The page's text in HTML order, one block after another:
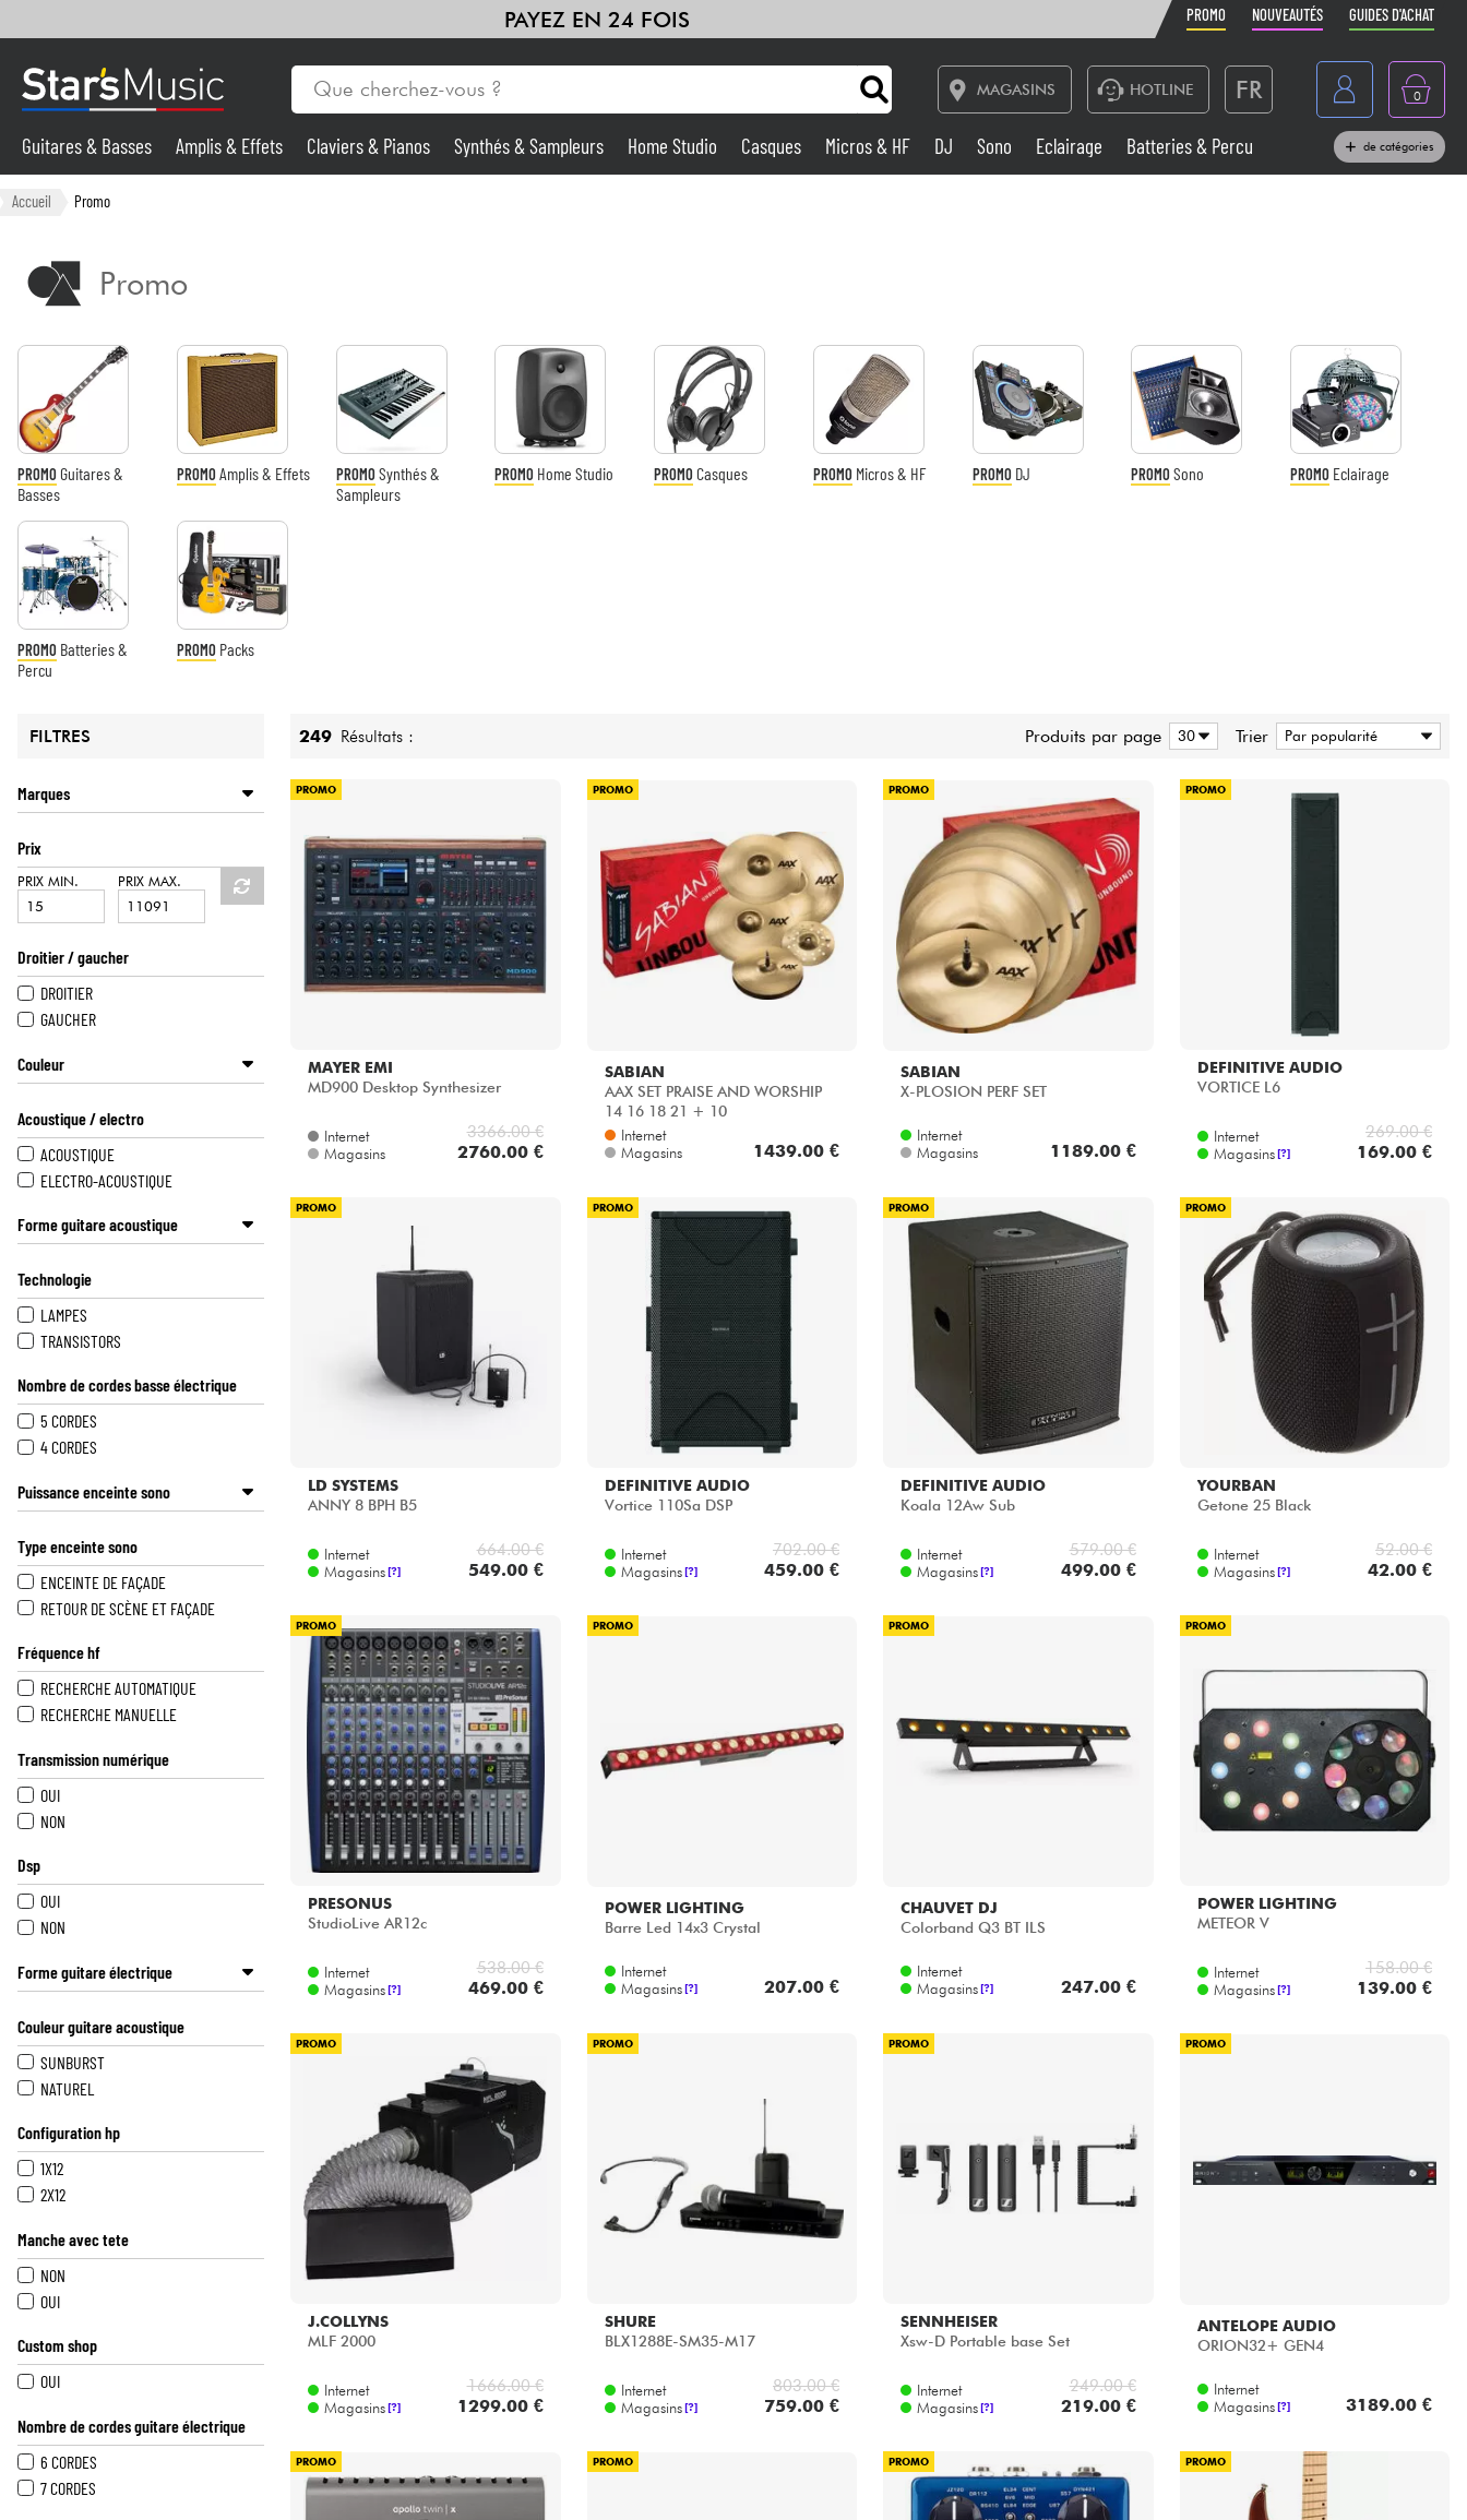
PAYEZ EN 24 FOIS PROMO NOUVEAUTÉS GUIDES D'ACHAT
MAGASINS HOTLINE FR
Belgique
België
0
Guitares & Basses
Eclairage Batteries & Percu
Violons & Quatuor Eveil Musical Câbles & Access.
Guitares & Basses Amplis & Effets Claviers & Pianos Synthés & Sampleurs Home Studio Casques Micros & HF DJ Sono Eclairage
Batteries & Percu
de catégories
Accueil Promo
Promo
PROMO Guitares &
Basses
PROMO Amplis & Effets PROMO Synthés &
Sampleurs
PROMO Home Studio PROMO Casques PROMO Micros & HF PROMO DJ PROMO Sono PROMO Eclairage
PROMO Batteries &
Percu
PROMO Packs
FILTRES
Marques
ALGAM LIGHTING
ALTO
ANTELOPE AUDIO
CAMEO
CHAUVET DJ
DECKSAVER
DYNAUDIO
EARTHQUAKER DEVICES
ESP
EVH
GRETSCH
GROOVE SYNTHESIS
HK AUDIO
J.COLLYNS
LD SYSTEMS
LEGATOR
LINE 6
MARTIN
MAYER EMI
NATIVE INSTRUMENTS
POWER ACOUSTICS
POWER LIGHTING
PRESONUS
PRS
SABIAN
SCHOEPS
SHURE
SUPRO
TAYLOR
UNIVERSAL AUDIO
X-TONE
YOURBAN
Prix
PRIX MIN. PRIX MAX.
Droitier / gaucher
DROITIER
GAUCHER
Couleur
JAUNE
ORANGE
ROSE
VERT
VIOLET
MARRON
NATUREL
GRAPHISME CUSTOM
ROUGE
BLANC
Acoustique / electro
ACOUSTIQUE
ELECTRO-ACOUSTIQUE
Forme guitare acoustique
JUMBO
AUTRE
DREADNOUGHT
Technologie
LAMPES
TRANSISTORS
Nombre de cordes basse électrique
5 CORDES
4 CORDES
Puissance enceinte sono
151 À 300 WATTS RMS
301 À 600 WATTS RMS
1001 À 1500 WATTS RMS
Type enceinte sono
ENCEINTE DE FAÇADE
RETOUR DE SCÈNE ET FAÇADE
Fréquence hf
RECHERCHE AUTOMATIQUE
RECHERCHE MANUELLE
Transmission numérique
OUI
NON
Dsp
OUI
NON
Forme guitare électrique
TEL (OU PROCHE)
SINGLE CUT
DOUBLE CUT
AUTRES FORMES
Couleur guitare acoustique
SUNBURST
NATUREL
Configuration hp
1X12
2X12
Manche avec tete
NON
OUI
Custom shop
OUI
Nombre de cordes guitare électrique
6 CORDES
7 CORDES
249 Résultats : Produits par page Trier
PROMO
MAYER EMI
MD900 Desktop Synthesizer
Internet
Magasins
3366.00 €
2760.00 €
PROMO
SABIAN
AAX SET PRAISE AND WORSHIP
14 16 18 21 + 10
Internet
Magasins
1439.00 €
PROMO
SABIAN
X-PLOSION PERF SET
Internet
Magasins
1189.00 €
PROMO
DEFINITIVE AUDIO
VORTICE L6
Internet
Magasins [?]
269.00 €
169.00 €
PROMO
LD SYSTEMS
ANNY 8 BPH B5
Internet
Magasins [?]
664.00 €
549.00 €
PROMO
DEFINITIVE AUDIO
Vortice 110Sa DSP
Internet
Magasins [?]
702.00 €
459.00 €
PROMO
DEFINITIVE AUDIO
Koala 12Aw Sub
Internet
Magasins [?]
579.00 €
499.00 €
PROMO
YOURBAN
Getone 25 Black
Internet
Magasins [?]
52.00 €
42.00 €
PROMO
PRESONUS
StudioLive AR12c
Internet
Magasins [?]
538.00 €
469.00 €
PROMO
POWER LIGHTING
Barre Led 14x3 Crystal
Internet
Magasins [?] 207.00 €
PROMO
CHAUVET DJ
Colorband Q3 BT ILS
Internet
Magasins[?] 247.00 €
PROMO
POWER LIGHTING
METEOR V
Internet
Magasins [?]
158.00 €
139.00 €
PROMO
J.COLLYNS
MLF 2000
Internet
Magasins [?]
1666.00 €
1299.00 €
PROMO
SHURE
BLX1288E-SM35-M17
Internet
Magasins [?]
803.00 €
759.00 €
PROMO
SENNHEISER
Xsw-D Portable base Set
Internet
Magasins [?]
249.00 €
219.00 €
PROMO
ANTELOPE AUDIO
ORION32+ GEN4
Internet
Magasins [?] 3189.00 €
PROMO PROMO PROMO PROMO